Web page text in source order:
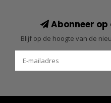
Abonneer
Blijf op de hoogte van de